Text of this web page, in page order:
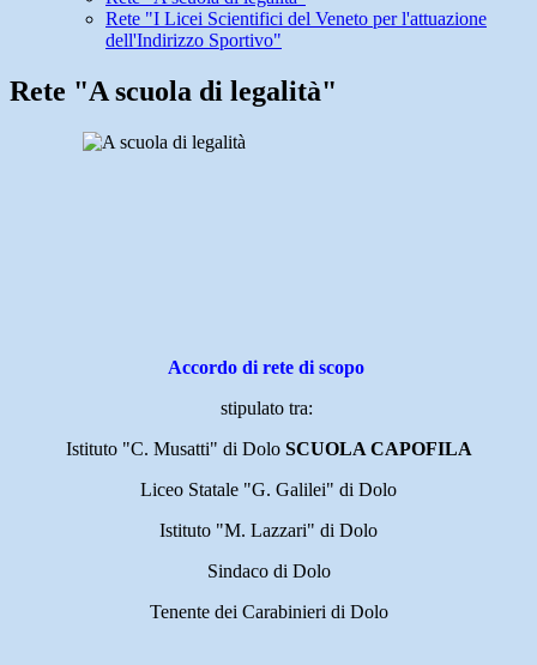
Rete "I Licei Scientifici del Veneto per l'attuazione
dell'Indirizzo Sportivo"
Rete "A scuola di legalità"
Accordo di rete di scopo
stipulato tra:
Istituto "C. Musatti" di Dolo SCUOLA CAPOFILA
Liceo Statale "G. Galilei" di Dolo
Istituto "M. Lazzari" di Dolo
Sindaco di Dolo
Tenente dei Carabinieri di Dolo